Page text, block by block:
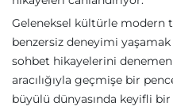
Geleneksel kültürle modern
benzersiz deneyimi
sohbet hikayelerini
aracılığıyla geçmişe bir
büyülü dünyasında keyifli bir